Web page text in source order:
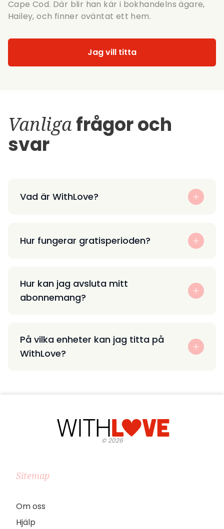
Cape Cod. Där blir han kär i bokhandelns ägare,
Hailey, och finner oväntat ett hem.
Jag vill titta
Vanligafrågor och
svar
Vad är WithLove?
Hur fungerar gratisperioden?
Hur kan jag avsluta mitt
abonnemang?
På vilka enheter kan jag titta på
WithLove?
©2026
Sitemap
Om oss
Hjälp